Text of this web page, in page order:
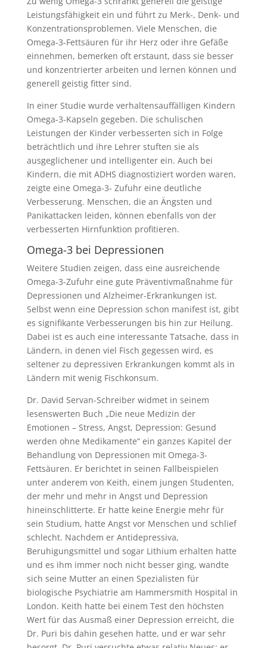
Leistungsfähigkeit ein und führt zu Merk-, Denk- und
Konzentrationsproblemen. Viele Menschen, die
Omega-3-Fettsäuren für ihr Herz oder ihre Gefäße
einnehmen, bemerken oft erstaunt, dass sie besser
und konzentrierter arbeiten und lernen können und
generell geistig fitter sind.
In einer Studie wurde verhaltensauffälligen Kindern
Omega-3-Kapseln gegeben. Die schulischen
Leistungen der Kinder verbesserten sich in Folge
beträchtlich und ihre Lehrer stuften sie als
ausgeglichener und intelligenter ein. Auch bei
Kindern, die mit ADHS diagnostiziert worden waren,
zeigte eine Omega-3- Zufuhr eine deutliche
Verbesserung. Menschen, die an Ängsten und
Panikattacken leiden, können ebenfalls von der
verbesserten Hirnfunktion profitieren.
Omega-3 bei Depressionen
Weitere Studien zeigen, dass eine ausreichende
Omega-3-Zufuhr eine gute Präventivmaßnahme für
Depressionen und Alzheimer-Erkrankungen ist.
Selbst wenn eine Depression schon manifest ist, gibt
es signifikante Verbesserungen bis hin zur Heilung.
Dabei ist es auch eine interessante Tatsache, dass in
Ländern, in denen viel Fisch gegessen wird, es
seltener zu depressiven Erkrankungen kommt als in
Ländern mit wenig Fischkonsum.
Dr. David Servan-Schreiber widmet in seinem
lesenswerten Buch „Die neue Medizin der
Emotionen – Stress, Angst, Depression: Gesund
werden ohne Medikamente“ ein ganzes Kapitel der
Behandlung von Depressionen mit Omega-3-
Fettsäuren. Er berichtet in seinen Fallbeispielen
unter anderem von Keith, einem jungen Studenten,
der mehr und mehr in Angst und Depression
hineinschlitterte. Er hatte keine Energie mehr für
sein Studium, hatte Angst vor Menschen und schlief
schlecht. Nachdem er Antidepressiva,
Beruhigungsmittel und sogar Lithium erhalten hatte
und es ihm immer noch nicht besser ging, wandte
sich seine Mutter an einen Spezialisten für
biologische Psychiatrie am Hammersmith Hospital in
London. Keith hatte bei einem Test den höchsten
Wert für das Ausmaß einer Depression erreicht, die
Dr. Puri bis dahin gesehen hatte, und er war sehr